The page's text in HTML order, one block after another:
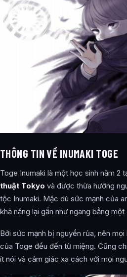
THÔNG TIN VỀ INUMAKI TOGE
Toge Inumaki là một học sinh năm 2
thuật Tokyo và được thừa hưởng
tộc Inumaki. Mặc dù sức mạnh của
khả năng lại gần như ngang bằng
Bởi sức mạnh bị nguyền rủa, nên
của Toge đều đến từ miệng. Cũng
ít nói và cảm giác xa cách với mọi